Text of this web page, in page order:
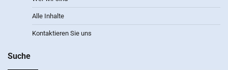
Alle Inhalte
Kontaktieren Sie uns
Suche